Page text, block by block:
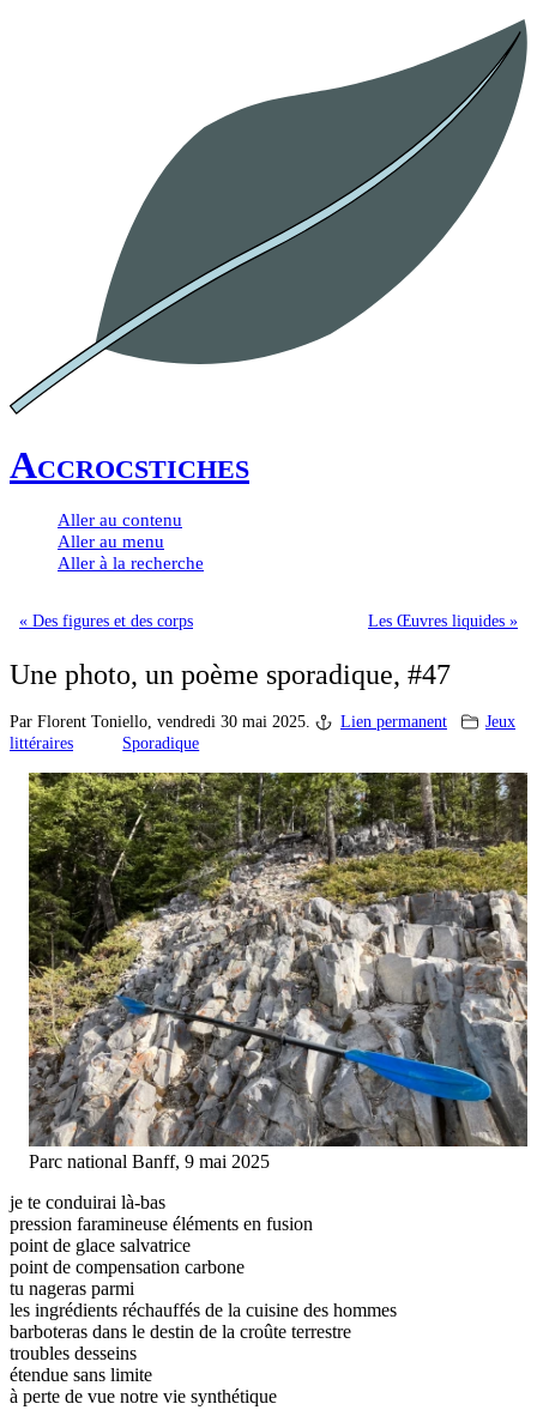
Accrocstiches
Aller au contenu
Aller au menu
Aller à la recherche
« Des figures et des corps Les Œuvres liquides »
Une photo, un poème sporadique, #47
Par Florent Toniello, vendredi 30 mai 2025. Lien permanent
Jeux
littéraires
Sporadique
Parc national Banff, 9 mai 2025
je te conduirai là-bas
pression faramineuse éléments en fusion
point de glace salvatrice
point de compensation carbone
tu nageras parmi
les ingrédients réchauffés de la cuisine des hommes
barboteras dans le destin de la croûte terrestre
troubles desseins
étendue sans limite
à perte de vue notre vie synthétique